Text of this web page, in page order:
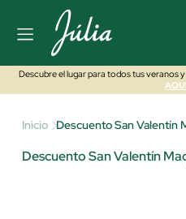
Descubre el lugar para todos tus veranos
Inicio Descuento San Valentín
Descuento San Valentín